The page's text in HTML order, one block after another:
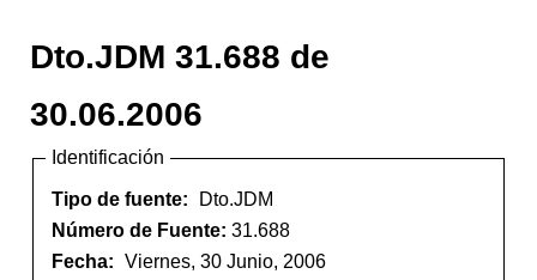
Dto.JDM 31.688 de
30.06.2006
Identificación
Tipo de fuente:
Dto.JDM
Número de Fuente: 31.688
Fecha: Viernes, 30 Junio, 2006